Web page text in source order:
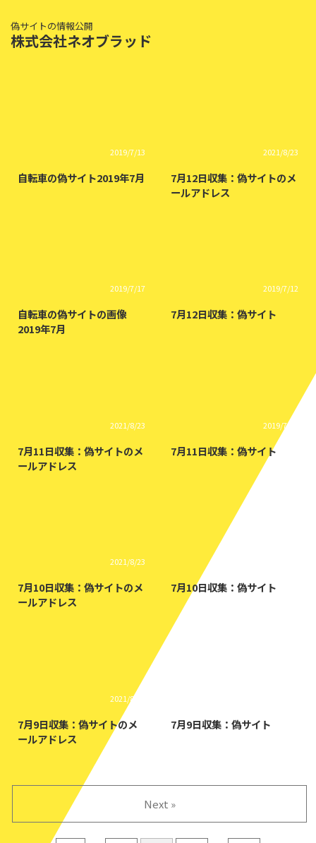
偽サイトの情報公開
株式会社ネオブラッド
2019/7/13
自転車の偽サイト2019年7月
2021/8/23
7月12日収集：偽サイトのメ
ールアドレス
2019/7/17
自転車の偽サイトの画像
2019年7月
2019/7/12
7月12日収集：偽サイト
2021/8/23
7月11日収集：偽サイトのメ
ールアドレス
2019/7/11
7月11日収集：偽サイト
2021/8/23
7月10日収集：偽サイトのメ
ールアドレス
7月10日収集：偽サイト
2021/8/23
7月9日収集：偽サイトのメ
ールアドレス
7月9日収集：偽サイト
Next »